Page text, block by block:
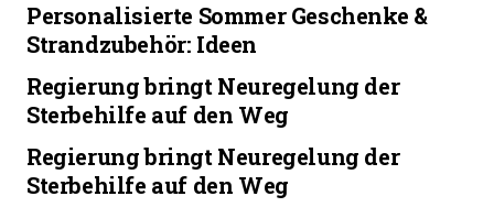
Personalisierte Sommer Geschenke &
Strandzubehör: Ideen
Regierung bringt Neuregelung der
Sterbehilfe auf den Weg
Regierung bringt Neuregelung der
Sterbehilfe auf den Weg